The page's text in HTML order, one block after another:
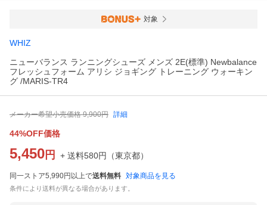
対象
WHIZ
ニューバランス ランニングシューズ メンズ 2E(標準) Newbalance
フレッシュフォーム アリシ ジョギング トレーニング ウォーキン
グ /MARIS-TR4
メーカー希望小売価格 9,900円 詳細
44%OFF価格
5,450 円 + 送料580円 （東京都）
同一ストア5,990円以上で送料無料 対象商品を見る
条件により送料が異なる場合があります。